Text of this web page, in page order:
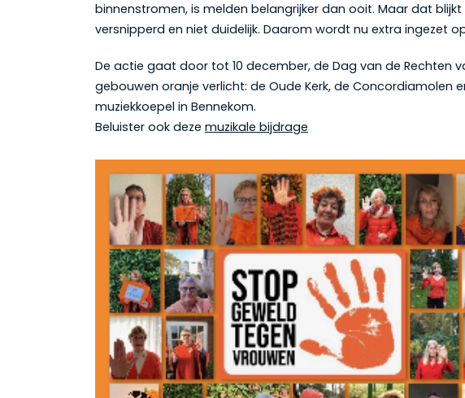
binnenstromen, is melden belangrijker dan ooit. Maar dat
versnipperd en niet duidelijk. Daarom wordt nu extra ingezet
De actie gaat door tot 10 december, de Dag van de Rechten
gebouwen oranje verlicht: de Oude Kerk, de Concordiamolen
muziekkoepel in Bennekom.
Beluister ook deze muzikale bijdrage